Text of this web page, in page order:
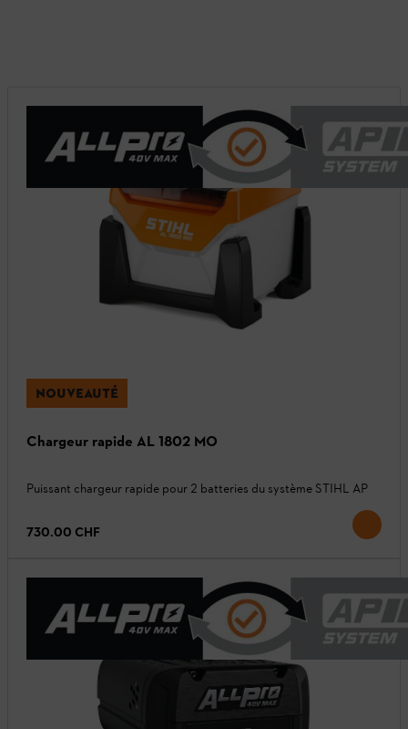
NOUVEAUTÉ
Chargeur rapide AL 1802 MO
Puissant chargeur rapide pour 2 batteries du système STIHL AP
730.00 CHF